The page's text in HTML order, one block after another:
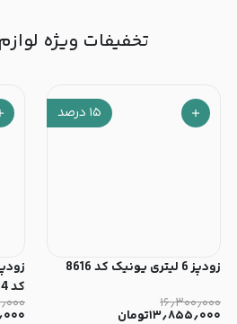
تخفیفات ویژه
۱۵ درصد
زودپز 6 لیتری یونیک کد 8616
۱۶٫۳۰۰٫۰۰۰
۱۳٫۸۵۵٫۰۰۰تومان
کد 8614